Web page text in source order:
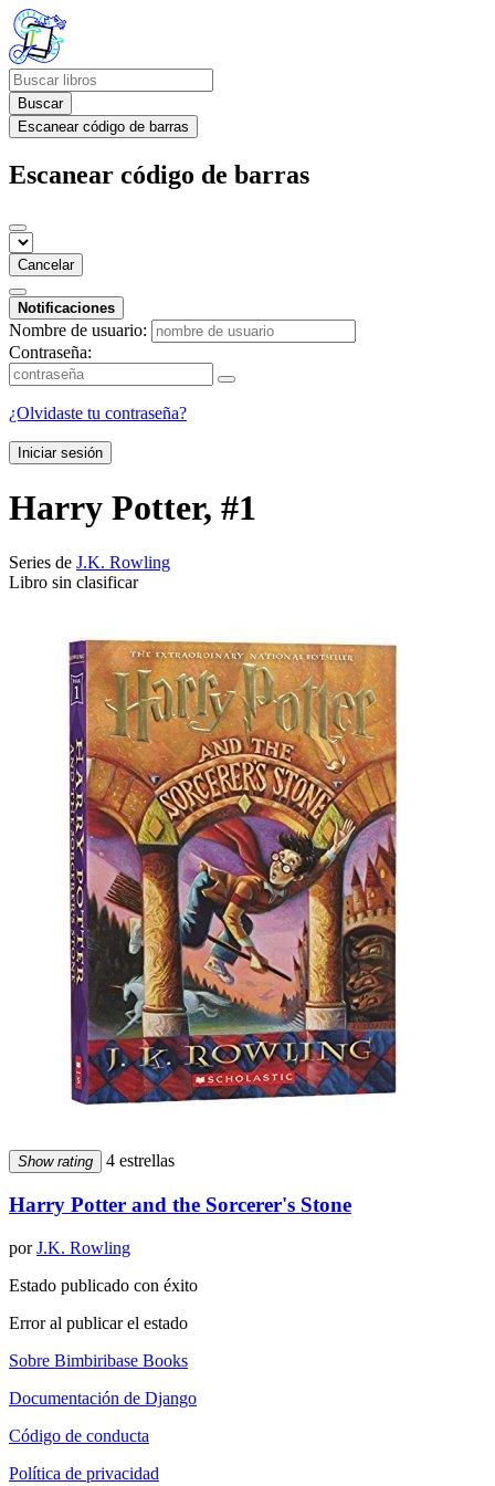
Buscar
Escanear código de barras
Escanear código de barras
Cancelar
Notificaciones
Nombre de usuario:
Contraseña:
¿Olvidaste tu contraseña?
Iniciar sesión
Harry Potter, #1
Series de J.K. Rowling
Libro sin clasificar
Show rating 4 estrellas
Harry Potter and the Sorcerer's Stone
porJ.K. Rowling
Estado publicado con éxito
Error al publicar el estado
Sobre Bimbiribase Books
Documentación de Django
Código de conducta
Política de privacidad